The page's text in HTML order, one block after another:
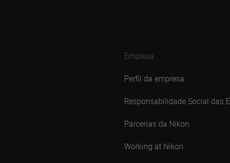
Empresa
Perfil da empresa
Responsabilidade Social das
Parcerias da Nikon
Working at Nikon